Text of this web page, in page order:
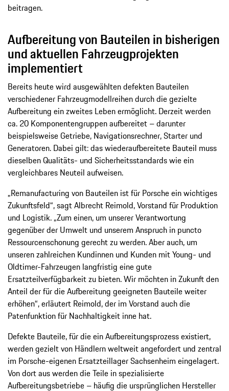
beitragen.
Aufbereitung von Bauteilen in bisherigen
und aktuellen Fahrzeugprojekten
implementiert
Bereits heute wird ausgewählten defekten Bauteilen
verschiedener Fahrzeugmodellreihen durch die gezielte
Aufbereitung ein zweites Leben ermöglicht. Derzeit werden
ca. 20 Komponentengruppen aufbereitet – darunter
beispielsweise Getriebe, Navigationsrechner, Starter und
Generatoren. Dabei gilt: das wiederaufbereitete Bauteil muss
dieselben Qualitäts- und Sicherheitsstandards wie ein
vergleichbares Neuteil aufweisen.
„Remanufacturing von Bauteilen ist für Porsche ein wichtiges
Zukunftsfeld“, sagt Albrecht Reimold, Vorstand für Produktion
und Logistik. „Zum einen, um unserer Verantwortung
gegenüber der Umwelt und unserem Anspruch in puncto
Ressourcenschonung gerecht zu werden. Aber auch, um
unseren zahlreichen Kundinnen und Kunden mit Young- und
Oldtimer-Fahrzeugen langfristig eine gute
Ersatzteilverfügbarkeit zu bieten. Wir möchten in Zukunft den
Anteil der für die Aufbereitung geeigneten Bauteile weiter
erhöhen“, erläutert Reimold, der im Vorstand auch die
Patenfunktion für Nachhaltigkeit inne hat.
Defekte Bauteile, für die ein Aufbereitungsprozess existiert,
werden gezielt von Händlern weltweit angefordert und zentral
im Porsche-eigenen Ersatzteillager Sachsenheim eingelagert.
Von dort aus werden die Teile in spezialisierte
Aufbereitungsbetriebe – häufig die ursprünglichen Hersteller